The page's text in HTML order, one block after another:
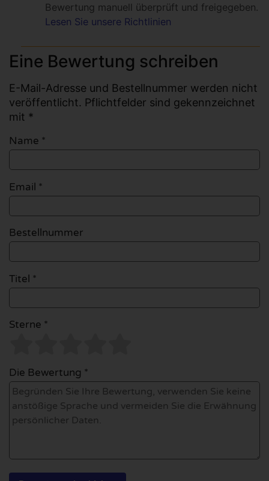
Bewertung manuell überprüft und freigegeben.
Lesen Sie unsere Richtlinien
Eine Bewertung schreiben
E-Mail-Adresse und Bestellnummer werden nicht
veröffentlicht. Pflichtfelder sind gekennzeichnet
mit *
Name *
Email *
Bestellnummer
Titel *
Sterne *
Die Bewertung *